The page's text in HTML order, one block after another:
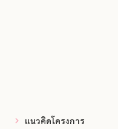
แนวคิดโครงการ